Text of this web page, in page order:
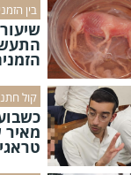
בין
קול
מאיר